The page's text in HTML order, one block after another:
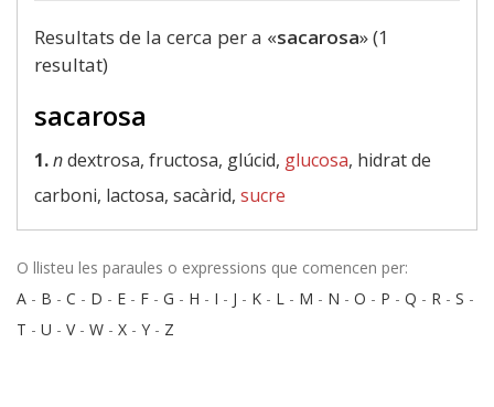
Resultats de la cerca per a «sacarosa» (1
resultat)
sacarosa
1.ndextrosa, fructosa, glúcid, glucosa, hidrat de
carboni, lactosa, sacàrid, sucre
O llisteu les paraules o expressions que comencen per:
A - B - C - D - E - F - G - H - I - J - K - L - M - N - O - P - Q - R - S -
T - U - V- W - X - Y - Z